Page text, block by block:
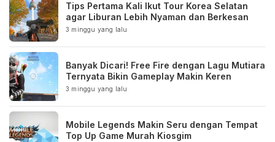
Tips Pertama Kali Ikut Tour Korea Selatan
agar Liburan Lebih Nyaman dan Berkesan
3 minggu yang lalu
Banyak Dicari! Free Fire dengan Lagu Mutiara
Ternyata Bikin Gameplay Makin Keren
3 minggu yang lalu
Mobile Legends Makin Seru dengan Tempat
Top Up Game Murah Kiosgim